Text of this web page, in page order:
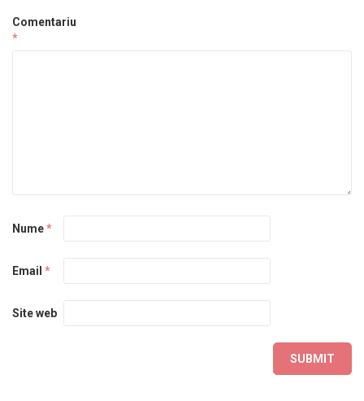
Comentariu
*
Nume*
Email *
Site web